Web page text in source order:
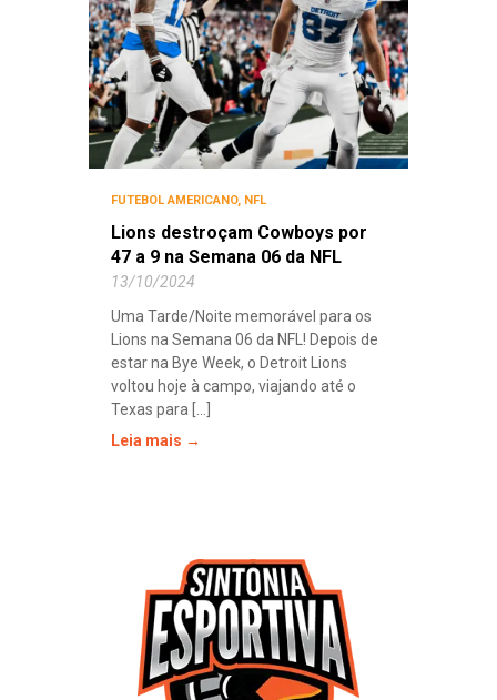
FUTEBOL AMERICANO, NFL
Lions destroçam Cowboys por
47 a 9 na Semana 06 da NFL
13/10/2024
Uma Tarde/Noite memorável para os
Lions na Semana 06 da NFL! Depois de
estar na Bye Week, o Detroit Lions
voltou hoje à campo, viajando até o
Texas para [...]
Leia mais →